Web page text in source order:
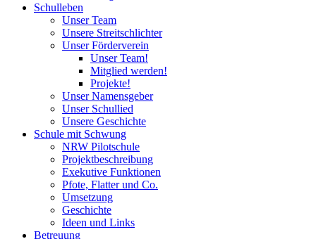
Schulleben
Unser Team
Unsere Streitschlichter
Unser Förderverein
Unser Team!
Mitglied werden!
Projekte!
Unser Namensgeber
Unser Schullied
Unsere Geschichte
Schule mit Schwung
NRW Pilotschule
Projektbeschreibung
Exekutive Funktionen
Pfote, Flatter und Co.
Umsetzung
Geschichte
Ideen und Links
Betreuung